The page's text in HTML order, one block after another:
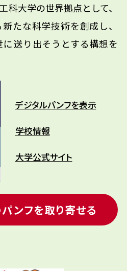
科大学の世界拠点として、
たな科学技術を創成し、
送り出そうとする構想を
デジタルパンフを表示
学校情報
大学公式サイト
ンフを取り寄せる